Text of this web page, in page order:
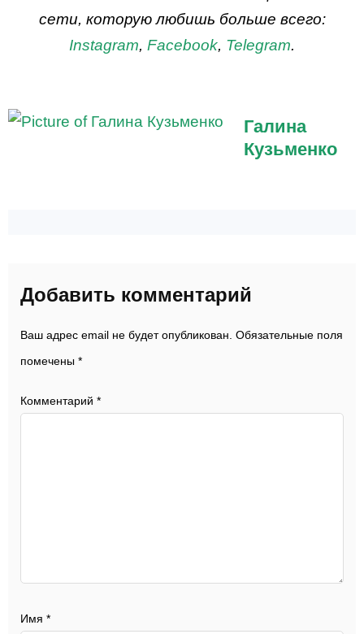
сети, которую любишь больше всего:
Instagram, Facebook, Telegram.
Галина
Кузьменко
Добавить комментарий
Ваш адрес email не будет опубликован. Обязательные поля
помечены *
Комментарий *
Имя *